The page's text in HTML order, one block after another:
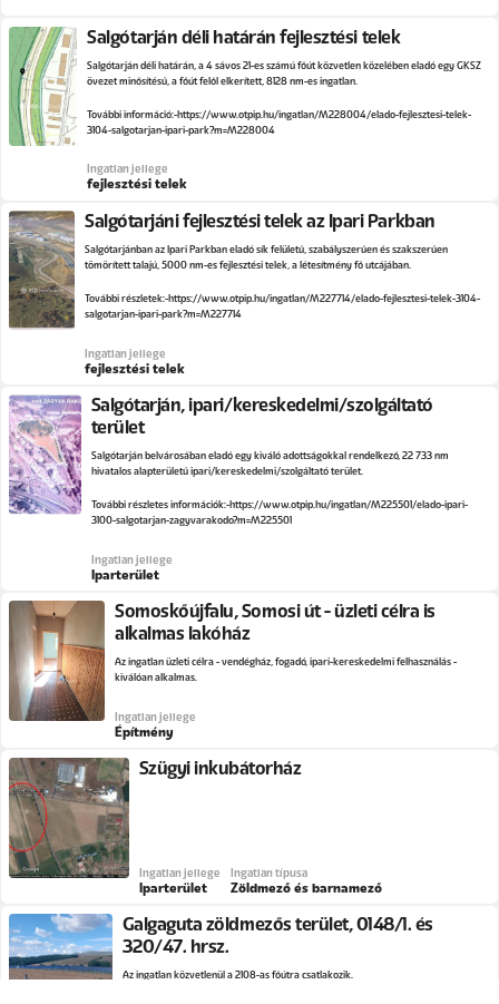
Salgótarján déli határán fejlesztési telek
Salgótarján déli határán, a 4 sávos 21-es számú főút közvetlen közelében eladó egy GKSZ
övezet minősítésű, a főút felől elkerített, 8128 nm-es ingatlan.
További információ:https://www.otpip.hu/ingatlan/M228004/elado-fejlesztesi-telek-
3104-salgotarjan-ipari-park?m=M228004
Ingatlan jellege
fejlesztési telek
Salgótarjáni fejlesztési telek az Ipari Parkban
Salgótarjánban az Ipari Parkban eladó sík felületű, szabályszerűen és szakszerűen
tömörített talajú, 5000 nm-es fejlesztési telek, a létesítmény fő utcájában.
További részletek:https://www.otpip.hu/ingatlan/M227714/elado-fejlesztesi-telek-3104-
salgotarjan-ipari-park?m=M227714
Ingatlan jellege
fejlesztési telek
Salgótarján, ipari/kereskedelmi/szolgáltató
terület
Salgótarján belvárosában eladó egy kiváló adottságokkal rendelkező, 22 733 nm
hivatalos alapterületű ipari/kereskedelmi/szolgáltató terület.
További részletes információk:https://www.otpip.hu/ingatlan/M225501/elado-ipari-
3100-salgotarjan-zagyvarakodo?m=M225501
Ingatlan jellege
Iparterület
Somoskőújfalu, Somosi út - üzleti célra is
alkalmas lakóház
Az ingatlan üzleti célra - vendégház, fogadó, ipari-kereskedelmi felhasználás -
kiválóan alkalmas.
Ingatlan jellege
Építmény
Szügyi inkubátorház
Ingatlan jellege
Iparterület
Ingatlan típusa
Zöldmező és barnamező
Galgaguta zöldmezős terület, 0148/1. és
320/47. hrsz.
Az ingatlan közvetlenül a 2108-as főútra csatlakozik.